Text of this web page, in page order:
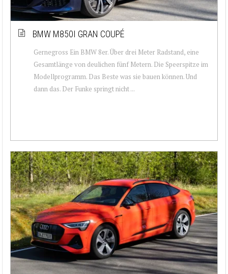
BMW M850I GRAN COUPÉ
Gernegross Ein BMW 8er. Über drei Meter Radstand, eine
Gesamtlänge von deulichen fünf Metern. Die Speerspitze im
Modellprogramm. Das Beste was sie bauen können. Und
dann das. Der Funke springt nicht ...